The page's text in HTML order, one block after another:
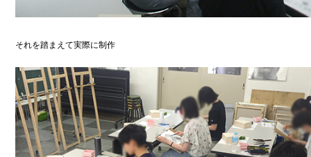
それを踏まえて実際に制作